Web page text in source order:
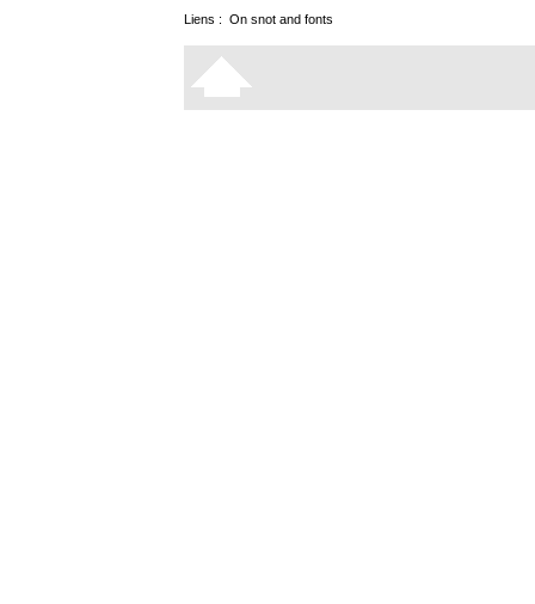
Liens : On snot and fonts